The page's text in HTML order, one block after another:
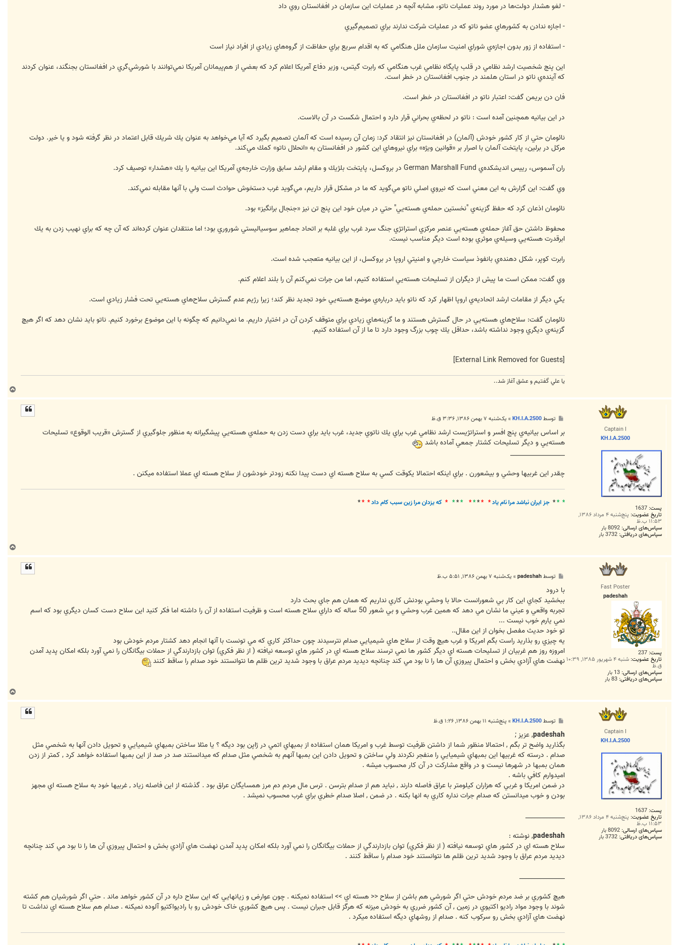
- لغو هشدار دولت‌ها در مورد روند عمليات ناتو، مشابه آنچه در عمليات اين سازمان در افغانستان روي داد
- اجازه ندادن به كشورهاي عضو ناتو كه در عمليات شركت ندارند براي تصميم‌گيري
- استفاده از زور بدون اجازه‌ي شوراي امنيت سازمان ملل هنگامي كه به اقدام سريع براي حفاظت از گروه‌هاي زيادي از افراد نياز است
اين پنج شخصيت ارشد نظامي در قلب پايگاه نظامي غرب هنگامي كه رابرت گيتس، وزير دفاع آمريكا اعلام كرد كه بعضي از هم‌پيمانان آمريكا نمي‌توانند با شورشي‌گري در افغانستان بجنگند، عنوان كردند
كه آينده‌ي ناتو در استان هلمند در جنوب افغانستان در خطر است.
فان دن بريمن گفت: اعتبار ناتو در افغانستان در خطر است.
در اين بيانيه همچنين آمده است : ناتو در لحظه‌ي بحراني قرار دارد و احتمال شكست در آن بالاست.
نائومان حتي از كار كشور خودش (آلمان) در افغانستان نيز انتقاد كرد: زمان آن رسيده است كه آلمان تصميم بگيرد كه آيا مي‌خواهد به عنوان يك شريك قابل اعتماد در نظر گرفته شود و يا خير. دولت
مركل در برلين، پايتخت آلمان با اصرار بر «قوانين ويژه» براي نيروهاي اين كشور در افغانستان به «انحلال ناتو» كمك مي‌كند.
ران آسموس، رييس‌ انديشكده‌ي German Marshall Fund در بروكسل، پايتخت بلژيك و مقام ارشد سابق وزارت خارجه‌ي آمريكا اين بيانيه را يك «هشدار» توصيف كرد.
وي گفت: اين گزارش به اين معني است كه نيروي اصلي ناتو مي‌گويد كه ما در مشكل قرار داريم، مي‌گويد غرب دستخوش حوادث است ولي با آنها مقابله نمي‌كند.
نائومان اذعان كرد كه حفظ گزينه‌ي "نخستين حمله‌ي هسته‌يي" حتي در ميان خود اين پنج تن نيز «جنجال برانگيز» بود.
محفوظ داشتن حق آغاز حمله‌ي هسته‌يي عنصر مركزي استراتژي جنگ سرد غرب براي غلبه بر اتحاد جماهير سوسياليستي شوروري بود؛ اما منتقدان عنوان كرده‌اند كه آن چه كه براي نهيب زدن به يك
ابرقدرت هسته‌يي وسيله‌ي موثري بوده است ديگر مناسب نيست.
رابرت كوپر، شكل دهنده‌ي بانفوذ سياست خارجي و امنيتي اروپا در بروكسل، از اين بيانيه متعجب شده است.
وي گفت: ممكن است ما پيش از ديگران از تسليحات هسته‌يي استفاده كنيم، اما من جرات نمي‌كنم آن را بلند اعلام كنم.
يكي ديگر از مقامات ارشد اتحاديه‌ي اروپا اظهار كرد كه ناتو بايد درباره‌ي موضع هسته‌يي خود تجديد نظر كند؛ زيرا رژيم عدم گسترش سلاح‌هاي هسته‌يي تحت فشار زيادي است.
نائومان گفت: سلاح‌هاي هسته‌يي در حال گسترش هستند و ما گزينه‌هاي زيادي براي متوقف كردن آن در اختيار داريم. ما نمي‌دانيم كه چگونه با اين موضوع برخورد كنيم. ناتو بايد نشان دهد كه اگر هيچ
گزينه‌ي ديگري وجود نداشته باشد، حداقل يك چوب بزرگ وجود دارد تا ما از آن استفاده كنيم.
[External Link Removed for Guests]
يا علي گفتيم و عشق آغاز شد..
ا
Captain I
KH.I.A.2500
پست: 1637
تاریخ عضویت: پنج‌شنبه ۴ مرداد ۱۳۸۶,
۱۱:۵۳ ب.ظ
سپاس‌های ارسالی: 8092 بار
سپاس‌های دریافتی: 3732 بار
ت
توسطKH.I.A.2500
» یک‌شنبه ۷ بهمن ۱۳۸۶, ۳:۳۶ ق.ظ
بر اساس بيانيه‌ي پنج افسر و استراتژيست ارشد نظامي غرب براي يك ناتوي جديد، غرب بايد براي دست زدن به حمله‌ي هسته‌يي پيشگيرانه به منظور جلوگيري از گسترش «قريب الوقوع» تسليحات
هسته‌يي و ديگر تسليحات كشتار جمعي آماده باشد
__________________
چقدر اين غربيها وحشي و بيشعورن . براي اينکه احتمالا يکوقت کسي به سلاح هسته اي دست پيدا نکنه زودتر خودشون از سلاح هسته اي عملا استفاده ميکنن .
* *
* جز ايران نباشد مرا نام ياد* *
*
*
*
*
*
*
* که يزدان مرا زين سبب کام داد* *
*
ا
Fast Poster
padeshah
پست: 237
تاریخ عضویت: شنبه ۴ شهریور ۱۳۸۵, ۱۰:۳۹
ق.ظ
سپاس‌های ارسالی: 13 بار
سپاس‌های دریافتی: 83 بار
ت
توسطpadeshah
» یک‌شنبه ۷ بهمن ۱۳۸۶, ۵:۵۱ ب.ظ
با درود
ببخشيد کجاي اين کار بي شعورانست حالا با وحشي بودنش کاري نداريم که همان هم جاي بحث دارد
تجربه واقعي و عيني ما نشان مي دهد که همين غرب وحشي و بي شعور 50 ساله که داراي سلاح هسته است و ظرفيت استفاده از آن را داشته اما فکر کنيد اين سلاح دست کسان ديگري بود که اسم
نمي يارم خوب نيست ...
تو خود حديث مفصل بخوان از اين مقال..
يه چيزي رو بذاريد راست بگم امريکا و غرب هيچ وقت از سلاح هاي شيميايي صدام نترسيدند چون حداکثر کاري که مي تونست با آنها انجام دهد کشتار مردم خودش بود
امروزه روز هم غربيان از تسليحات هسته اي ديگر کشور ها نمي ترسند سلاح هسته اي در کشور هاي توسعه نيافته ( از نظر فکري) توان بازدارندگي از حملات بيگانگان را نمي آورد بلکه امکان پديد آمدن
نهضت هاي آزادي بخش و احتمال پيروزي آن ها را نا بود مي کند چنانچه ديديد مردم عراق با وجود شديد ترين ظلم ها نتوانستند خود صدام را ساقط کنند
ا
Captain I
KH.I.A.2500
پست: 1637
تاریخ عضویت: پنج‌شنبه ۴ مرداد ۱۳۸۶,
۱۱:۵۳ ب.ظ
سپاس‌های ارسالی: 8092 بار
سپاس‌های دریافتی: 3732 بار
ت
توسطKH.I.A.2500
» پنج‌شنبه ۱۱ بهمن ۱۳۸۶, ۱:۲۶ ق.ظ
padeshah, عزيز ;
بگذاريد واضح تر بگم , احتمالا منظور شما از داشتن ظرفيت توسط غرب و امريکا همان استفاده از بمبهاي اتمي در ژاپن بود ديگه ؟ يا مثلا ساختن بمبهاي شيميايي و تحويل دادن آنها به شخصي مثل
صدام . درسته که غربيها اين بمبهاي شيميايي را منفجر نکردند ولي ساختن و تحويل دادن اين بمبها آنهم به شخصي مثل صدام که ميدانستند صد در صد از اين بمبها استفاده خواهد کرد , کمتر از زدن
همان بمبها در شهرها نيست و در واقع مشارکت در آن کار محسوب ميشه .
اميدوارم کافي باشه .
در ضمن امريکا و غربي که هزاران کيلومتر با عراق فاصله دارند , نبايد هم از صدام بترسن . ترس مال مردم دم مرز همسايگان عراق بود . گذشته از اين فاصله زياد , غربيها خود به سلاح هسته اي مجهز
بودن و خوب ميدانستن که صدام جرات نداره کاري به انها بکنه . در ضمن , اصلا صدام خطري براي غرب محسوب نميشد .
_____________
padeshah, نوشته :
سلاح هسته اي در کشور هاي توسعه نيافته ( از نظر فکري) توان بازدارندگي از حملات بيگانگان را نمي آورد بلکه امکان پديد آمدن نهضت هاي آزادي بخش و احتمال پيروزي آن ها را نا بود مي کند چنانچه
ديديد مردم عراق با وجود شديد ترين ظلم ها نتوانستند خود صدام را ساقط کنند .
_______________
هيچ کشوري بر ضد مردم خودش حتي اگر شورشي هم باشن از سلاح << هسته اي >> استفاده نميکنه . چون عوارض و زيانهايي که اين سلاح داره در آن کشور خواهد ماند . حتي اگر شورشيان هم کشته
شوند با وجود مواد راديو اکتيوي در زمين , آن کشور ضرري به خودش ميزنه که هرگز قابل جبران نيست . پس هيچ کشوري خاک خودش رو با راديواکتيو آلوده نميکنه . صدام هم سلاح هسته اي نداشت تا
نهضت هاي آزادي بخش رو سرکوب کنه . صدام از روشهاي ديگه استفاده ميکرد .